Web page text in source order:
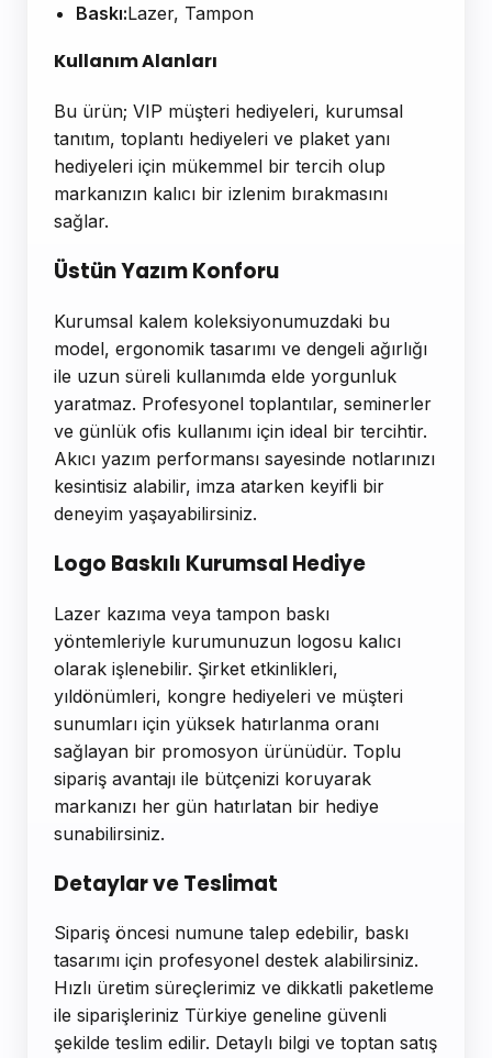
Baskı:Lazer, Tampon
Kullanım Alanları
Bu ürün; VIP müşteri hediyeleri, kurumsal
tanıtım, toplantı hediyeleri ve plaket yanı
hediyeleri için mükemmel bir tercih olup
markanızın kalıcı bir izlenim bırakmasını
sağlar.
Üstün Yazım Konforu
Kurumsal kalem koleksiyonumuzdaki bu
model, ergonomik tasarımı ve dengeli ağırlığı
ile uzun süreli kullanımda elde yorgunluk
yaratmaz. Profesyonel toplantılar, seminerler
ve günlük ofis kullanımı için ideal bir tercihtir.
Akıcı yazım performansı sayesinde notlarınızı
kesintisiz alabilir, imza atarken keyifli bir
deneyim yaşayabilirsiniz.
Logo Baskılı Kurumsal Hediye
Lazer kazıma veya tampon baskı
yöntemleriyle kurumunuzun logosu kalıcı
olarak işlenebilir. Şirket etkinlikleri,
yıldönümleri, kongre hediyeleri ve müşteri
sunumları için yüksek hatırlanma oranı
sağlayan bir promosyon ürünüdür. Toplu
sipariş avantajı ile bütçenizi koruyarak
markanızı her gün hatırlatan bir hediye
sunabilirsiniz.
Detaylar ve Teslimat
Sipariş öncesi numune talep edebilir, baskı
tasarımı için profesyonel destek alabilirsiniz.
Hızlı üretim süreçlerimiz ve dikkatli paketleme
ile siparişleriniz Türkiye geneline güvenli
şekilde teslim edilir. Detaylı bilgi ve toptan satış